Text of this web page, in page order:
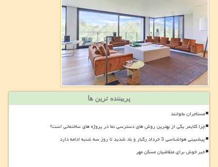
پربیننده ترین ها
مستأجران بخوانند
چرا کلایمر یکی از بهترین روش های دسترسی نما در پروژه های ساختمانی است؟
پیشبینی هواشناسی 3 خرداد رگبار و باد شدید تا روز سه شنبه ادامه دارد
خبر خوش برای متقاضیان مسکن مهر